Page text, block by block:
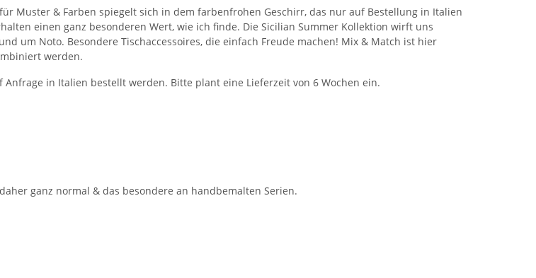
Muster & Farben spiegelt sich in dem farbenfrohen Geschirr, das nur auf Bestellung in Italien
einen ganz besonderen Wert, wie ich finde. Die Sicilian Summer Kollektion wirft uns
um Noto. Besondere Tischaccessoires, die einfach Freude machen! Mix & Match ist hier
werden.
in Italien bestellt werden. Bitte plant eine Lieferzeit von 6 Wochen ein.
ganz normal & das besondere an handbemalten Serien.